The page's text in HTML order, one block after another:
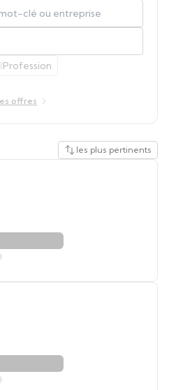
Profession
offres
les plus pertinents